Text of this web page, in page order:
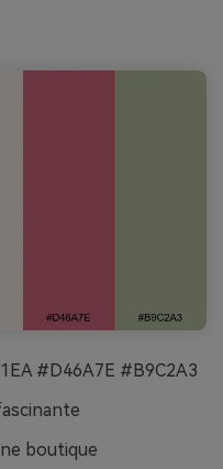
#D46A7E #B9C2A3
boutique